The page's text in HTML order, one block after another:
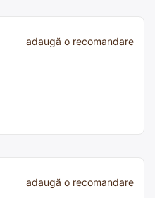
adaugă o recomandare
adaugă o recomandare